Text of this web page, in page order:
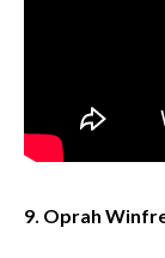
9. Oprah